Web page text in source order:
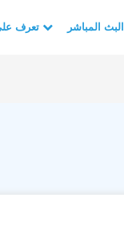
البث المباشر